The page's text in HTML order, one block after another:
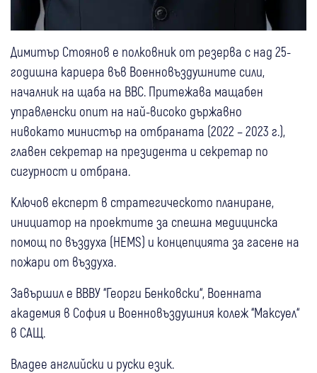
Димитър Стоянов е полковник от резерва с над 25-
годишна кариера във Военновъздушните сили,
началник на щаба на ВВС. Притежава мащабен
управленски опит на най-високо държавно
нивокато министър на отбраната (2022 – 2023 г.),
главен секретар на президента и секретар по
сигурност и отбрана.
Ключов експерт в стратегическото планиране,
инициатор на проектите за спешна медицинска
помощ по въздуха (HEMS) и концепцията за гасене на
пожари от въздуха.
Завършил е ВВВУ “Георги Бенковски“, Военната
академия в София и Военновъздушния колеж “Максуел“
в САЩ.
Владее английски и руски език.